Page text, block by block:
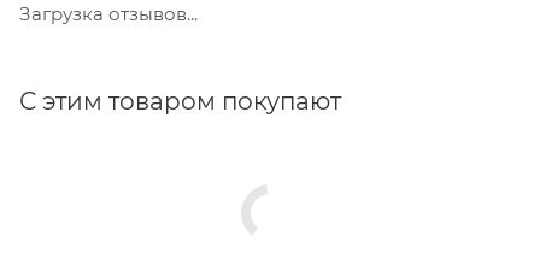
Загрузка отзывов...
С этим товаром покупают